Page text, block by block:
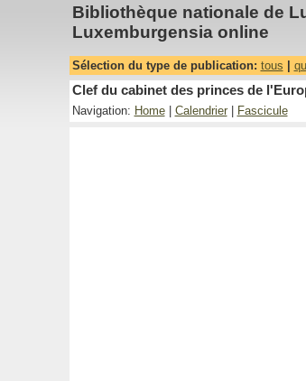
Bibliothèque nationale de
Luxemburgensia online
Sélection du type de publication: tous
Clef du cabinet des princes de
Navigation: Home| Calendrier| Fascicule